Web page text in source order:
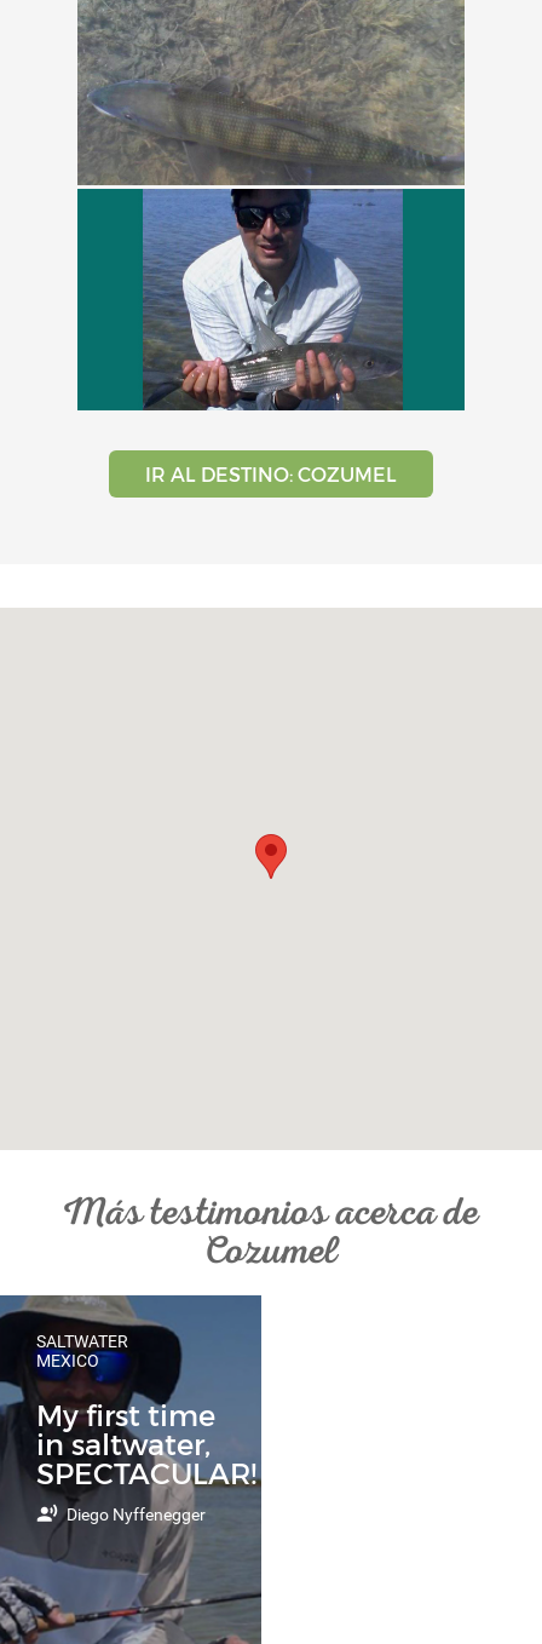
IR AL DESTINO: COZUMEL
Más testimonios acerca de
Cozumel
SALTWATER
MEXICO
My first time
in saltwater,
SPECTACULAR!
Diego Nyffenegger